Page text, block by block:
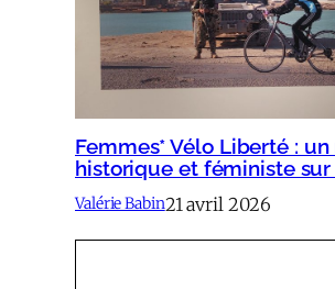
Femmes* Vélo Liberté :
historique et féministe
Valérie Babin21 avril 2026